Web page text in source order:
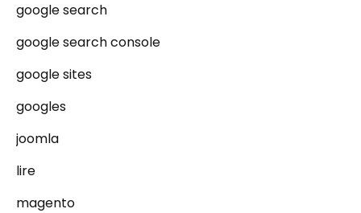
google search
google search console
google sites
googles
joomla
lire
magento